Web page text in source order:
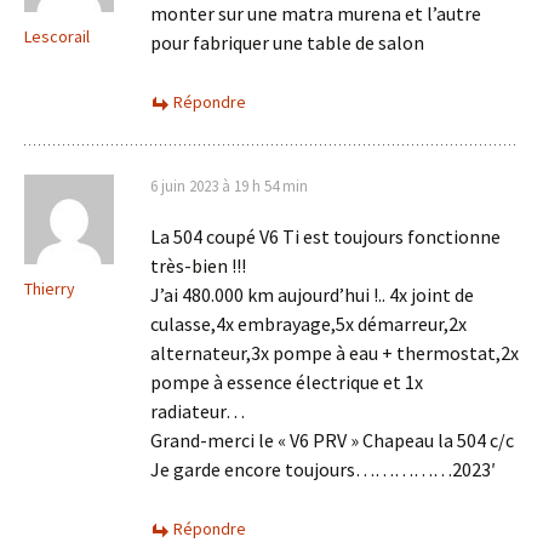
Lescorail
monter sur une matra murena et l’autre
pour fabriquer une table de salon
Répondre
Thierry
6 juin 2023 à 19 h 54 min
La 504 coupé V6 Ti est toujours fonctionne
très-bien !!!
J’ai 480.000 km aujourd’hui !.. 4x joint de
culasse,4x embrayage,5x démarreur,2x
alternateur,3x pompe à eau + thermostat,2x
pompe à essence électrique et 1x
radiateur…
Grand-merci le « V6 PRV » Chapeau la 504 c/c
Je garde encore toujours……………2023′
Répondre